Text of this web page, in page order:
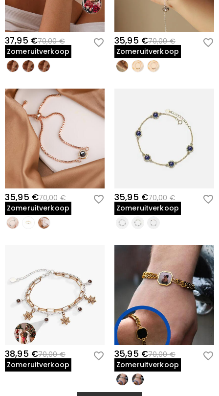
37,95 €70,00 €
Zomeruitverkoop
35,95 €70,00 €
Zomeruitverkoop
35,95 €70,00 €
Zomeruitverkoop
35,95 €70,00 €
Zomeruitverkoop
38,95 €70,00 €
Zomeruitverkoop
35,95 €70,00 €
Zomeruitverkoop